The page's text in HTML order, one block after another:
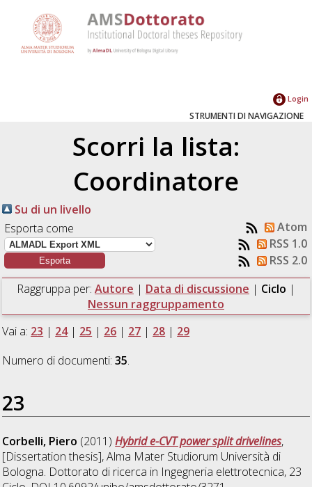
Login
STRUMENTI DI NAVIGAZIONE
Scorri la lista:
Coordinatore
Su di un livello
Esporta come
Atom
RSS 1.0
RSS 2.0
Raggruppa per: Autore | Data di discussione | Ciclo |
Nessun raggruppamento
Vai a: 23 | 24| 25 | 26 | 27 | 28 | 29
Numero di documenti:35.
23
Corbelli, Piero (2011)Hybrid e-CVT power split drivelines,
[Dissertation thesis], Alma Mater Studiorum Università di
Bologna. Dottorato di ricerca in Ingegneria elettrotecnica, 23